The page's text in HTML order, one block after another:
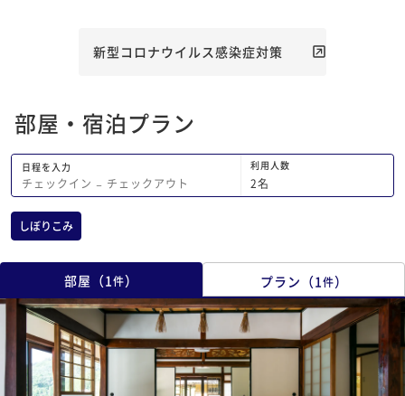
新型コロナウイルス感染症対策
部屋・宿泊プラン
日程を入力
チェックイン − チェックアウト
利用人数
2名
しぼりこみ
部屋 （1 件） プラン （1 件）